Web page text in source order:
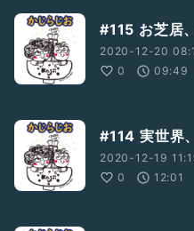
#115 お芝居
2020-12-20
0
09:49
#114 実世界
2020-12-19
0
12:01